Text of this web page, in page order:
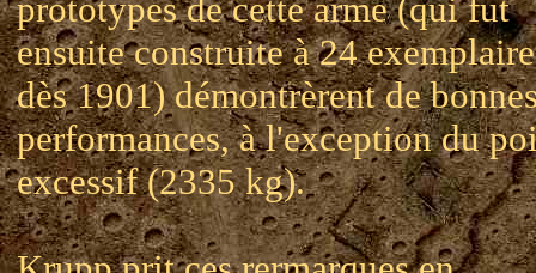
prototypes de cette arme (qui fut
ensuite construite à 24
dès 1901) démontrèrent de
performances, à l'exception du
excessif (2335 kg).